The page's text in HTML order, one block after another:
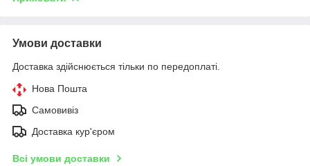
Умови доставки
Доставка здійснюється тільки по передоплаті.
Нова Пошта
Самовивіз
Доставка кур'єром
Всі умови доставки